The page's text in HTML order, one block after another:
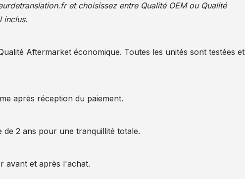
et choisissez entre Qualité OEM ou Qualité
inclus.
Aftermarket économique. Toutes les unités sont testées et
après réception du paiement.
2 ans pour une tranquillité totale.
avant et après l'achat.